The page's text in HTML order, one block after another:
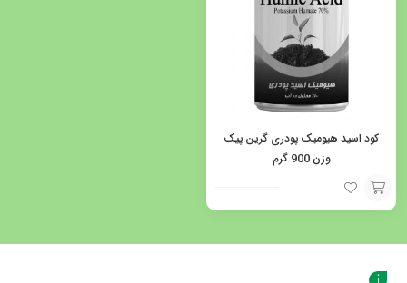
کود اسید هیومیک پودری گرین پیک
وزن 900 گرم
افزودن
به
سبد